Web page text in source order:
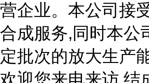
营企业。本公司接
合成服务,同时本公
定批次的放大生产
欢迎您来电来访,结